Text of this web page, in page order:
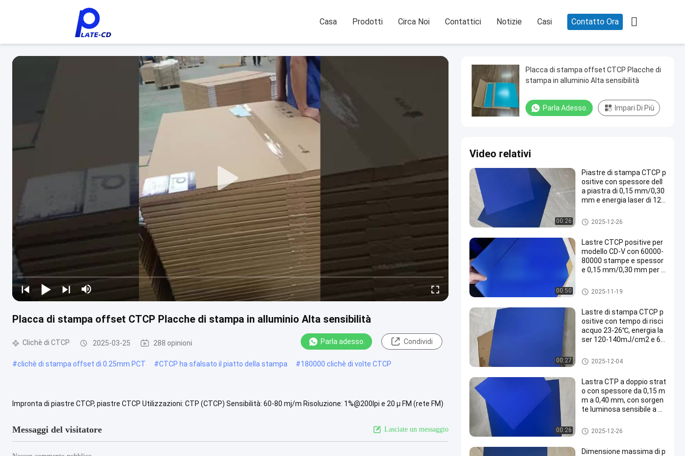
Casa Prodotti Circa Noi Contattici Notizie Casi Contatto Ora 
Placca di stampa offset CTCP Placche di stampa in alluminio Alta sensibilità
Clichè di CTCP 2025-03-25 288 opinioni Parla adesso. Condividi
#clichè di stampa offset di 0.25mm PCT #CTCP ha sfalsato il piatto della stampa #180000 clichè di volte CTCP
Impronta di piastre CTCP, piastre CTCP Utilizzazioni: CTP (CTCP) Sensibilità: 60-80 mj/m Risoluzione: 1%@200lpi e 20 μ FM (rete FM)
Messaggi del visitatore Lasciate un messaggio
Placca di stampa offset CTCP Placche di
stampa in alluminio Alta sensibilità
Parla Adesso. Impari Di Più
Video relativi
00:26
Piastre di stampa CTCP p
ositive con spessore dell
a piastra di 0,15 mm/0,30
mm e energia laser di 120
80000 stampe
Clichè di CTCP
2025-12-26
00:50
Lastre CTCP positive per
modello CD-V con 60000-
80000 stampe e spessor
e 0,15 mm/0,30 mm per s
Clichè di CTCP
2025-11-19
00:27
Lastre di stampa CTCP p
ositive con tempo di risci
acquo 23-26℃, energia la
ser 120-140mJ/cm2 e 60
Clichè di CTCP
2025-12-04
00:26
Lastra CTP a doppio strat
o con spessore da 0,15 m
m a 0,40 mm, con sorgen
te luminosa sensibile a 83
a di 24 mesi
Piatto di doppio strato PCT
2025-12-26
Dimensione massima di p